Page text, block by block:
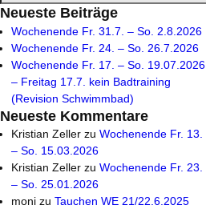
Neueste Beiträge
Wochenende Fr. 31.7. – So. 2.8.2026
Wochenende Fr. 24. – So. 26.7.2026
Wochenende Fr. 17. – So. 19.07.2026
– Freitag 17.7. kein Badtraining
(Revision Schwimmbad)
Neueste Kommentare
Kristian Zeller zu Wochenende Fr. 13.
– So. 15.03.2026
Kristian Zeller zu Wochenende Fr. 23.
– So. 25.01.2026
moni zu Tauchen WE 21/22.6.2025